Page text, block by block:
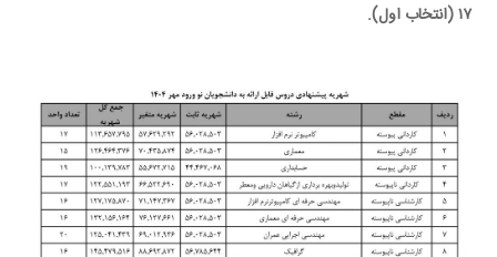
۱۷ (انتخاب اول).